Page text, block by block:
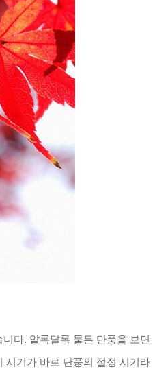
니다. 알록달록 물든 단풍을 보면
시기가 바로 단풍의 절정 시기라